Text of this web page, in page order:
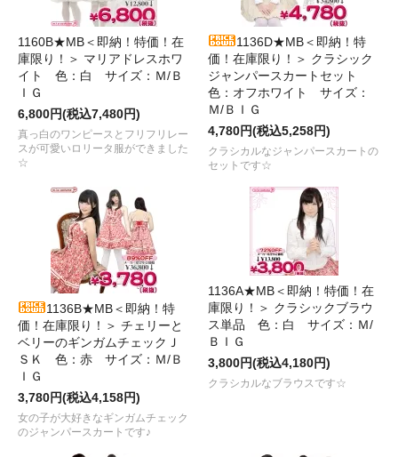
1160B★MB＜即納！特価！在
庫限り！＞ マリアドレスホワ
イト 色：白 サイズ：Ｍ/Ｂ
ＩＧ
6,800円(税込7,480円)
真っ白のワンピースとフリフリレー
スが可愛いロリータ服ができました
☆
1136D★MB＜即納！特
価！在庫限り！＞ クラシック
ジャンパースカートセット
色：オフホワイト サイズ：
Ｍ/ＢＩＧ
4,780円(税込5,258円)
クラシカルなジャンパースカートの
セットです☆
1136B★MB＜即納！特
価！在庫限り！＞ チェリーと
ベリーのギンガムチェックＪ
ＳＫ 色：赤 サイズ：Ｍ/Ｂ
ＩＧ
3,780円(税込4,158円)
女の子が大好きなギンガムチェック
のジャンパースカートです♪
1136A★MB＜即納！特価！在
庫限り！＞ クラシックブラウ
ス単品 色：白 サイズ：Ｍ/
ＢＩＧ
3,800円(税込4,180円)
クラシカルなブラウスです☆